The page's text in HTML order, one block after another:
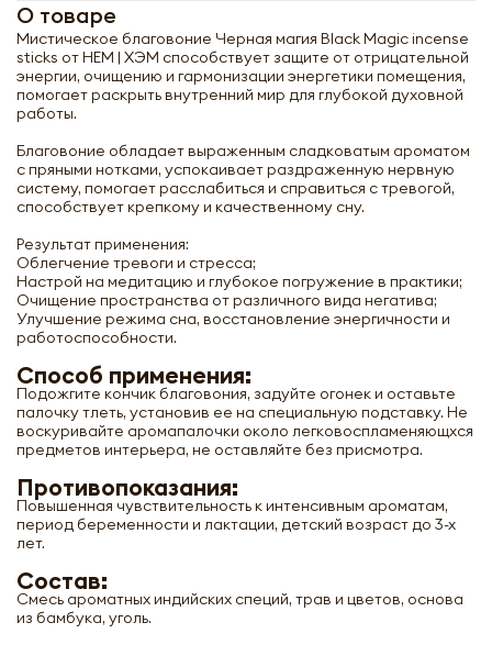
О товаре
Мистическое благовоние Черная магия Black Magic incense
sticks от HEM | ХЭМ способствует защите от отрицательной
энергии, очищению и гармонизации энергетики помещения,
помогает раскрыть внутренний мир для глубокой духовной
работы.
Благовоние обладает выраженным сладковатым ароматом
с пряными нотками, успокаивает раздраженную нервную
систему, помогает расслабиться и справиться с тревогой,
способствует крепкому и качественному сну.
Результат применения:
Облегчение тревоги и стресса;
Настрой на медитацию и глубокое погружение в практики;
Очищение пространства от различного вида негатива;
Улучшение режима сна, восстановление энергичности и
работоспособности.
Способ применения:
Подожгите кончик благовония, задуйте огонек и оставьте
палочку тлеть, установив ее на специальную подставку. Не
воскуривайте аромапалочки около легковоспламеняющхся
предметов интерьера, не оставляйте без присмотра.
Противопоказания:
Повышенная чувствительность к интенсивным ароматам,
период беременности и лактации, детский возраст до 3-х
лет.
Состав:
Смесь ароматных индийских специй, трав и цветов, основа
из бамбука, уголь.